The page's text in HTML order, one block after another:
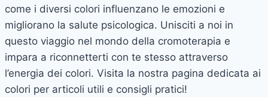
come i diversi colori influenzano le emozioni e
migliorano la salute psicologica. Unisciti a noi in
questo viaggio nel mondo della cromoterapia e
impara a riconnetterti con te stesso attraverso
l’energia dei colori. Visita la nostra pagina dedicata ai
colori per articoli utili e consigli pratici!